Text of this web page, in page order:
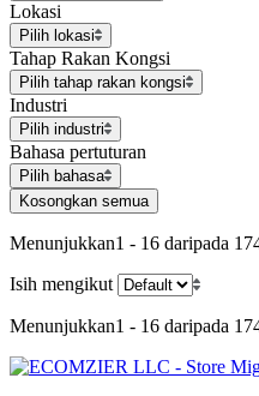
Lokasi
Pilih lokasi
Tahap Rakan Kongsi
Pilih tahap rakan kongsi
Industri
Pilih industri
Bahasa pertuturan
Pilih bahasa
Kosongkan semua
Menunjukkan1 - 16 daripada
Isih mengikut
Menunjukkan1 - 16 daripada